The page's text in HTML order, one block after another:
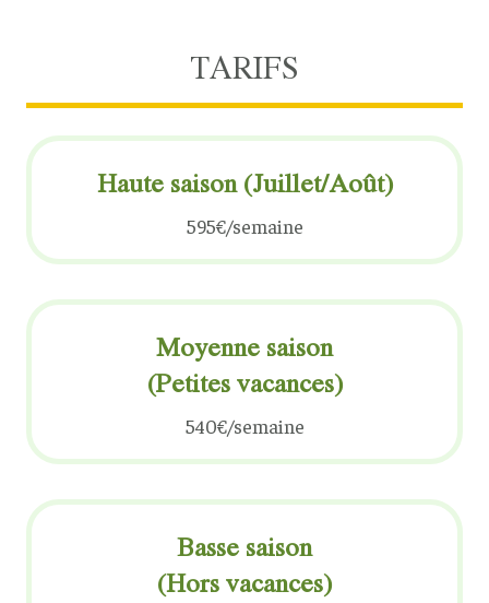
TARIFS
Haute saison (Juillet/Août)
595€/semaine
Moyenne saison
(Petites vacances)
540€/semaine
Basse saison
(Hors vacances)